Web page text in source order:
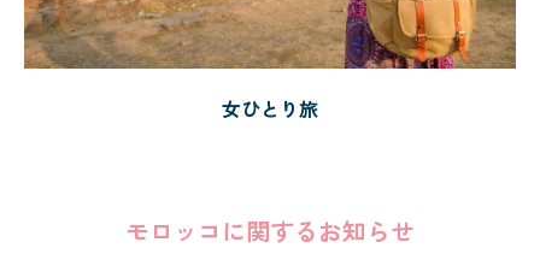
女ひとり旅
モロッコに関するお知らせ